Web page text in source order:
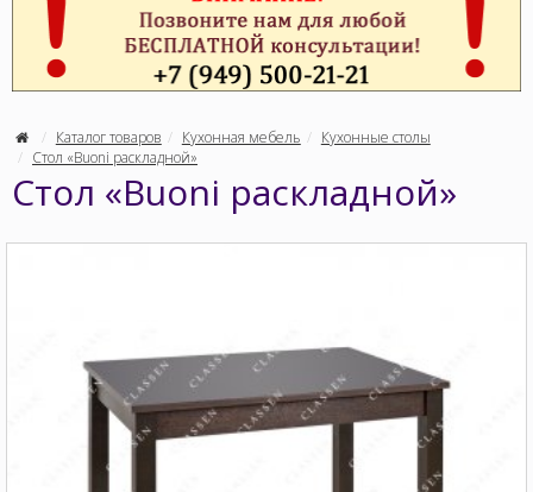
Каталог товаров Кухонная мебель
Кухонные столы
Стол «Buoni раскладной»
Стол «Buoni раскладной»